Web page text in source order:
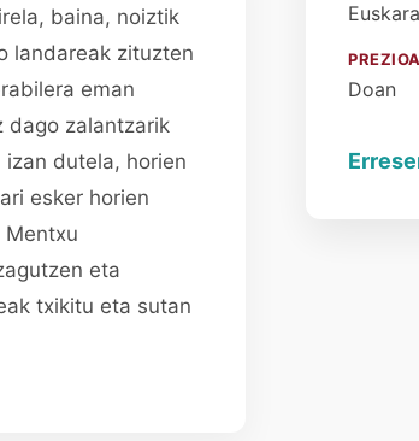
baina, noiztik
landareak zituzten
eman
dago zalantzarik
dutela, horien
esker horien
eta
txikitu eta sutan
Euskara
PREZIOA
Doan